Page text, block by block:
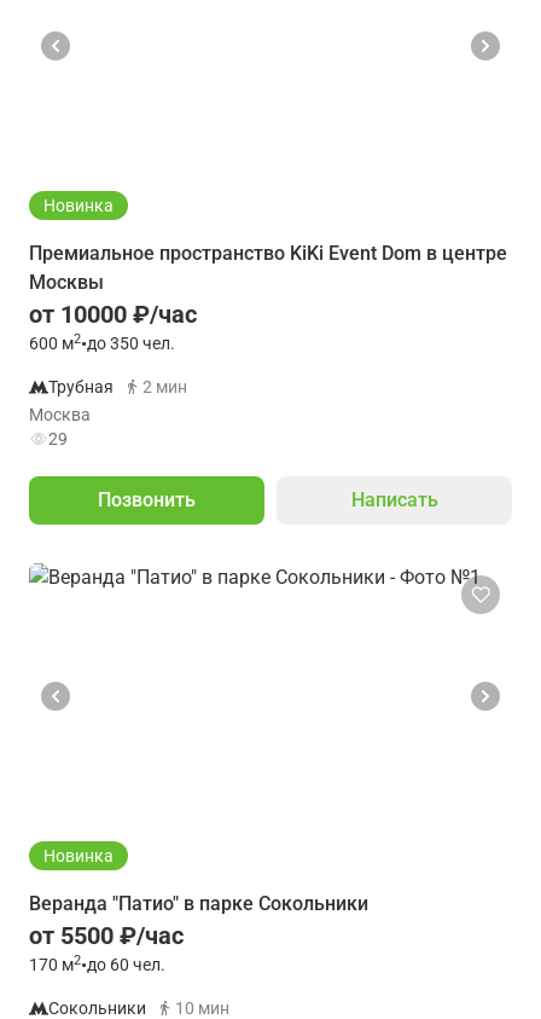
Новинка
Премиальное пространство KiKi Event Dom в центре
Москвы
от 10000 ₽/час
600 м2•до 350 чел.
Трубная
2 мин
Москва
29
Позвонить Написать
Новинка
Веранда "Патио" в парке Сокольники
от 5500 ₽/час
170 м2•до 60 чел.
Сокольники
10 мин